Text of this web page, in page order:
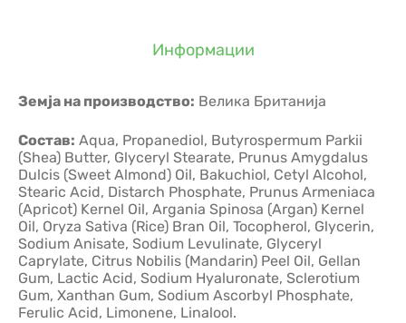
Информации
Земја на производство: Велика Британија
Состав: Aqua, Propanediol, Butyrospermum Parkii
(Shea) Butter, Glyceryl Stearate, Prunus Amygdalus
Dulcis (Sweet Almond) Oil, Bakuchiol, Cetyl Alcohol,
Stearic Acid, Distarch Phosphate, Prunus Armeniaca
(Apricot) Kernel Oil, Argania Spinosa (Argan) Kernel
Oil, Oryza Sativa (Rice) Bran Oil, Tocopherol, Glycerin,
Sodium Anisate, Sodium Levulinate, Glyceryl
Caprylate, Citrus Nobilis (Mandarin) Peel Oil, Gellan
Gum, Lactic Acid, Sodium Hyaluronate, Sclerotium
Gum, Xanthan Gum, Sodium Ascorbyl Phosphate,
Ferulic Acid, Limonene, Linalool.